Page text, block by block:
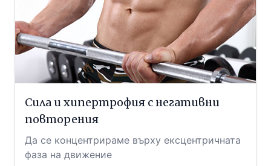
Сила и хипертрофия с негативни
повторения
Да се концентрираме върху ексцентричната
фаза на движение